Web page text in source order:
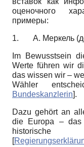
оценочного
примеры:
1. А. Меркель (до
Im Bewusstsein
Werte führen wir
das wissen wir –
Wähler
Bundeskanzlerin].
Dazu gehört an
die Europa –
historische
[